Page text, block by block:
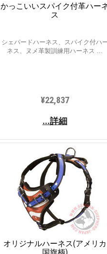
かっこいいスパイク付革ハー
ス
シェパードハーネス、スパイク付ハ
ネス、ヌメ革製訓練用ハーネス ...
¥22,837
...詳細
オリジナルハーネス(アメリカ